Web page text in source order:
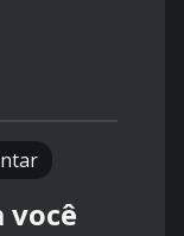
você